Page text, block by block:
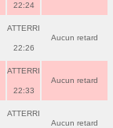
22:24
ATTERRI
22:26
Aucun retard
ATTERRI
22:33
Aucun retard
ATTERRI
Aucun retard